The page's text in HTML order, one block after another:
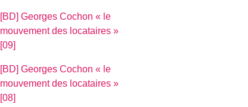
[BD] Georges Cochon « le
mouvement des locataires »
[09]
[BD] Georges Cochon « le
mouvement des locataires »
[08]